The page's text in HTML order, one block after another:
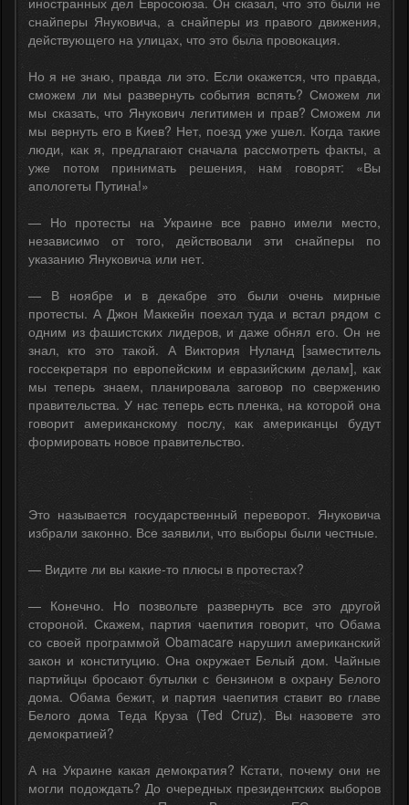
снайперы Януковича, а снайперы из правого движения,
действующего на улицах, что это была провокация.
Но я не знаю, правда ли это. Если окажется, что правда,
сможем ли мы развернуть события вспять? Сможем ли
мы сказать, что Янукович легитимен и прав? Сможем ли
мы вернуть его в Киев? Нет, поезд уже ушел. Когда такие
люди, как я, предлагают сначала рассмотреть факты, а
уже потом принимать решения, нам говорят: «Вы
апологеты Путина!»
— Но протесты на Украине все равно имели место,
независимо от того, действовали эти снайперы по
указанию Януковича или нет.
— В ноябре и в декабре это были очень мирные
протесты. А Джон Маккейн поехал туда и встал рядом с
одним из фашистских лидеров, и даже обнял его. Он не
знал, кто это такой. А Виктория Нуланд [заместитель
госсекретаря по европейским и евразийским делам], как
мы теперь знаем, планировала заговор по свержению
правительства. У нас теперь есть пленка, на которой она
говорит американскому послу, как американцы будут
формировать новое правительство.
Это называется государственный переворот. Януковича
избрали законно. Все заявили, что выборы были честные.
— Видите ли вы какие-то плюсы в протестах?
— Конечно. Но позвольте развернуть все это другой
стороной. Скажем, партия чаепития говорит, что Обама
со своей программой Obamacare нарушил американский
закон и конституцию. Она окружает Белый дом. Чайные
партийцы бросают бутылки с бензином в охрану Белого
дома. Обама бежит, и партия чаепития ставит во главе
Белого дома Теда Круза (Ted Cruz). Вы назовете это
демократией?
А на Украине какая демократия? Кстати, почему они не
могли подождать? До очередных президентских выборов